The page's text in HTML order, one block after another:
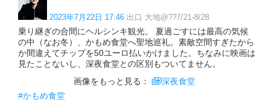
2023年7月22日 17:46 出口 大地@??7/21-8/28
乗り継ぎの合間にヘルシンキ観光。 夏過ごすには最高の気候
の中（なお冬）、かもめ食堂へ聖地巡礼。素敵空間すぎたから
か間違えてチップを50ユーロ払いかけました。ちなみに映画は
見たことないし、深夜食堂との区別もついてません。
画像をもっと見る：
深夜食堂
#かもめ食堂